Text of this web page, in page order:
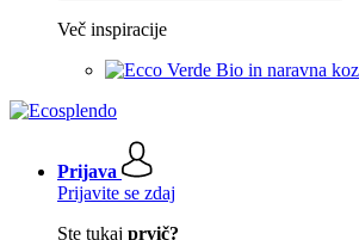
Več inspiracije
Bio in naravna
Prijava
Prijavite se zdaj
Ste tukaj prvič?